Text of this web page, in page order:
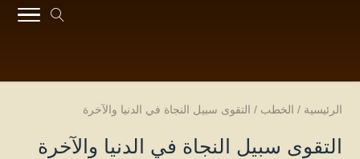
الرئيسية / الخطب / التقوى سبيل النجاة في الدنيا والآخرة
التقوى سبيل النجاة في الدنيا والآخرة